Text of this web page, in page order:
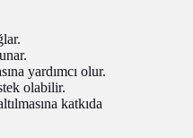
yardımcı olur.
olabilir.
katkıda